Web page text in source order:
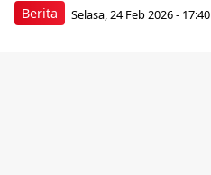
Berita Selasa, 24 Feb 2026 - 17:40